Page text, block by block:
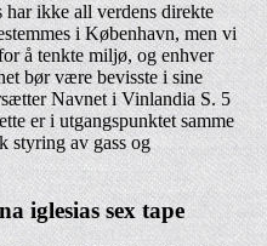
har ikke all verdens direkte
i København, men vi
å tenkte miljø, og enhver
bør være bevisste i sine
Navnet i Vinlandia S. 5
er i utgangspunktet samme
styring av gass og
iglesias sex tape